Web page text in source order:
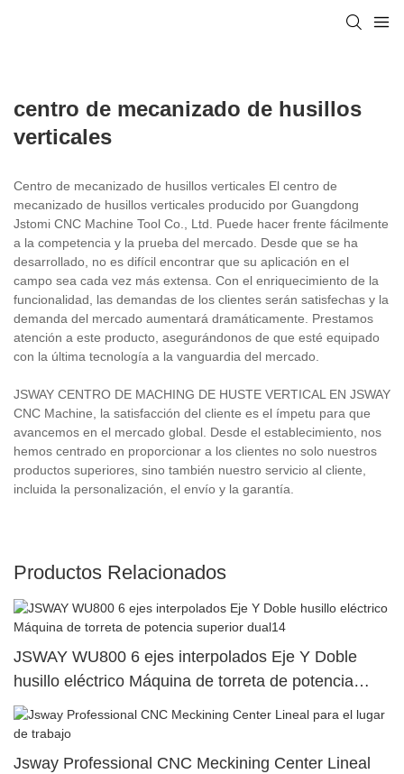
centro de mecanizado de husillos
verticales
Centro de mecanizado de husillos verticales El centro de
mecanizado de husillos verticales producido por Guangdong
Jstomi CNC Machine Tool Co., Ltd. Puede hacer frente fácilmente
a la competencia y la prueba del mercado. Desde que se ha
desarrollado, no es difícil encontrar que su aplicación en el
campo sea cada vez más extensa. Con el enriquecimiento de la
funcionalidad, las demandas de los clientes serán satisfechas y la
demanda del mercado aumentará dramáticamente. Prestamos
atención a este producto, asegurándonos de que esté equipado
con la última tecnología a la vanguardia del mercado.
JSWAY CENTRO DE MACHING DE HUSTE VERTICAL EN JSWAY
CNC Machine, la satisfacción del cliente es el ímpetu para que
avancemos en el mercado global. Desde el establecimiento, nos
hemos centrado en proporcionar a los clientes no solo nuestros
productos superiores, sino también nuestro servicio al cliente,
incluida la personalización, el envío y la garantía.
Productos Relacionados
JSWAY WU800 6 ejes interpolados Eje Y Doble
husillo eléctrico Máquina de torreta de potencia
superior dual14
Jsway Professional CNC Meckining Center Lineal